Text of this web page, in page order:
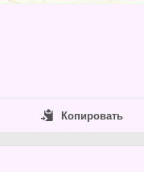
Копировать